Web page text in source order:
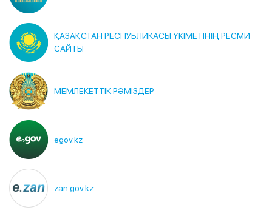
ҚАЗАҚСТАН РЕСПУБЛИКАСЫ ҮКІМЕТІНІҢ РЕСМИ
САЙТЫ
МЕМЛЕКЕТТІК РӘМІЗДЕР
egov.kz
zan.gov.kz